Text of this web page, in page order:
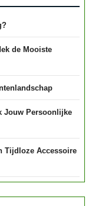
de Mooiste
Jouw Persoonlijke
Tijdloze Accessoire